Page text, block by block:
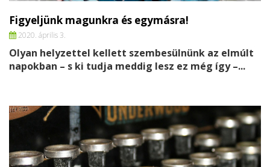
Figyeljünk magunkra és egymásra!
2020. április 3.
Olyan helyzettel kellett szembesülnünk az elmúlt
napokban – s ki tudja meddig lesz ez még így –...